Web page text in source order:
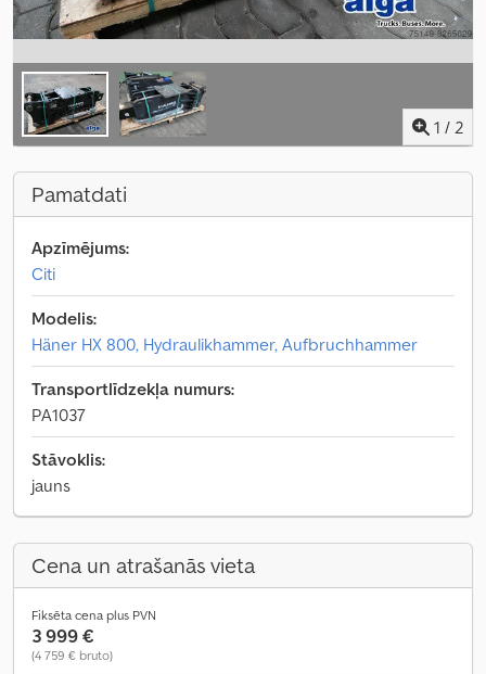
1 / 2
Pamatdati
Apzīmējums:
Citi
Modelis:
Häner HX 800, Hydraulikhammer, Aufbruchhammer
Transportlīdzekļa numurs:
PA1037
Stāvoklis:
jauns
Cena un atrašanās vieta
Fiksēta cena plus PVN
3 999 €
(4 759 € bruto)